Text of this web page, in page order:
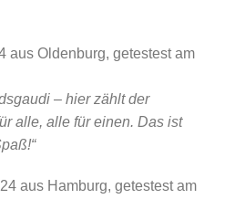
aus Oldenburg, getestest am
– hier zählt der
alle, alle für einen. Das ist
aus Hamburg, getestest am